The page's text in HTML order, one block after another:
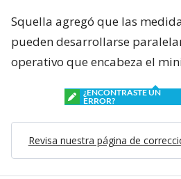
Squella agregó que las
pueden desarrollarse
operativo que encabeza el
¿ENCONTRASTE UN
ERROR?
Revisa nuestra página de